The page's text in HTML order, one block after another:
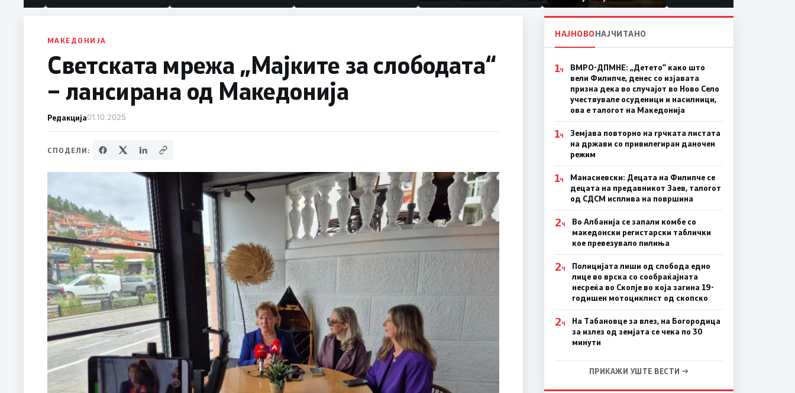
половина тунел во слепа
првачиња помалку
МАКЕДОНИЈА
Светската мрежа „Мајките за слободата“
– лансирана од Македонија
Редакција01.10.2025
СПОДЕЛИ:
НАЈНОВОНАЈЧИТАНО
1Ч
ВМРО-ДПМНЕ: „Детето“ како што
вели Филипче, денес со изјавата
призна дека во случајот во Ново Село
учествувале осуденици и насилници,
ова е талогот на Македонија
1Ч
Земјава повторно на грчката листата
на држави со привилегиран даночен
режим
1Ч
Манасиевски: Децата на Филипче се
децата на предавникот Заев, талогот
од СДСМ исплива на површина
2Ч
Во Албанија се запали комбе со
македонски регистарски таблички
кое превезувало пилиња
2Ч
Полицијата лиши од слобода едно
лице во врска со сообраќајната
несреќа во Скопје во која загина 19-
годишен мотоциклист од скопско
2Ч
На Табановце за влез, на Богородица
за излез од земјата се чека по 30
минути
ПРИКАЖИ УШТЕ ВЕСТИ →